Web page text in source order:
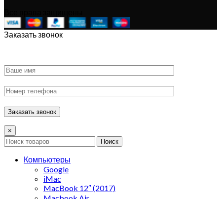
Заказать звонок
×
Поиск
Компьютеры
Google
iMac
MacBook 12″ (2017)